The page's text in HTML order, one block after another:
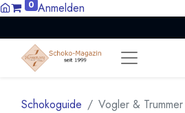
0 Anmelden
Schokoguide Vogler &